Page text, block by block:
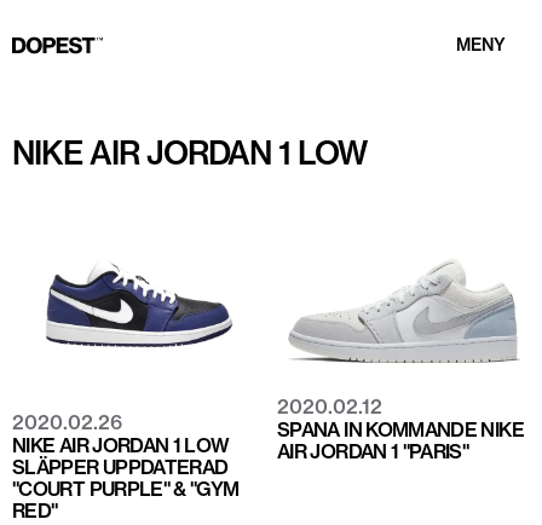
MENY
NIKE AIR JORDAN 1 LOW
2020.02.26
NIKE AIR JORDAN 1 LOW
SLÄPPER UPPDATERAD
"COURT PURPLE" & "GYM
RED"
2020.02.12
SPANA IN KOMMANDE NIKE
AIR JORDAN 1 "PARIS"